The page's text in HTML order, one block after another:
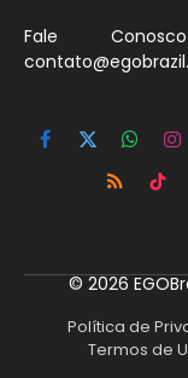
Fale
Facebook
X
(Twitter)
RSS
© 2026
Política de
Termos de